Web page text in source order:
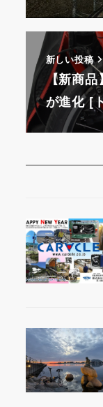
新しい投稿
【新商
が進化 [